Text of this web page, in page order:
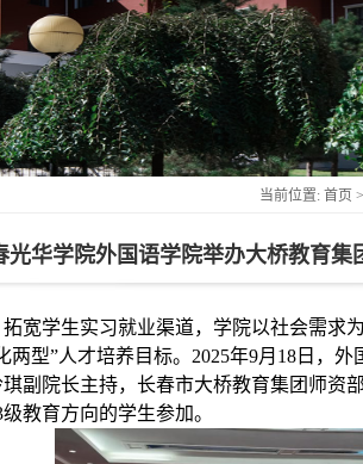
训
实训
习实
业
二
星
当前位置: 首页 >
光华学院外国语学院举办大桥教育集
宽学生实习就业渠道，学院以社会需求
两型”人才培养目标。2025年9月18日，外
副院长主持， 长春市大桥教育集团 师资
级教育方向的学生参加。